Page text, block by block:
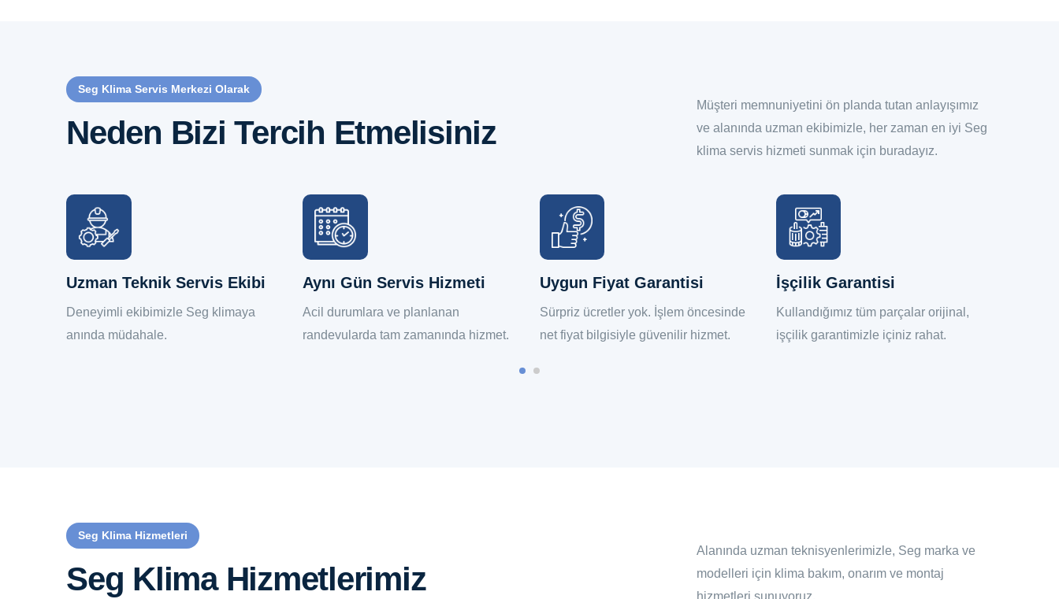
Seg Klima Servis Merkezi Olarak
Neden Bizi Tercih Etmelisiniz
Müşteri memnuniyetini ön planda tutan anlayışımız
ve alanında uzman ekibimizle, her zaman en iyi Seg
klima servis hizmeti sunmak için buradayız.
Uzman Teknik Servis Ekibi
Deneyimli ekibimizle Seg klimaya
anında müdahale.
Aynı Gün Servis Hizmeti
Acil durumlara ve planlanan
randevularda tam zamanında hizmet.
Uygun Fiyat Garantisi
Sürpriz ücretler yok. İşlem öncesinde
net fiyat bilgisiyle güvenilir hizmet.
İşçilik Garantisi
Kullandığımız tüm parçalar orijinal,
işçilik garantimizle içiniz rahat.
Seg Klima Hizmetleri
Seg Klima Hizmetlerimiz
Alanında uzman teknisyenlerimizle, Seg marka ve
modelleri için klima bakım, onarım ve montaj
hizmetleri sunuyoruz.